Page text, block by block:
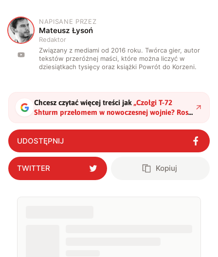
M
NAPISANE PRZEZ
Mateusz Łysoń
Redaktor
Związany z mediami od 2016 roku. Twórca gier, autor
tekstów przeróżnej maści, które można liczyć w
dziesiątkach tysięcy oraz książki Powrót do Korzeni.
Chcesz czytać więcej treści jak „Czołgi T-72
Shturm przełomem w nowoczesnej wojnie? Rosja
stawia na SI"?
UDOSTĘPNIJ
TWITTER Kopiuj